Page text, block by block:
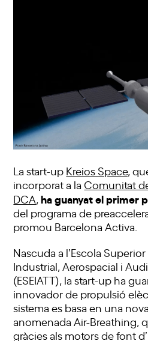
La start-up Kreios Space,
incorporat a laComunitat
DCA ,ha guanyat el primer
del programa de
promou Barcelona Activa.
Nascuda a l’Escola
Industrial, Aerospacial i
(ESEIATT), la start-up ha
innovador de propulsió
sistema es basa en una
anomenada Air-Breathing,
gràcies als motors de font